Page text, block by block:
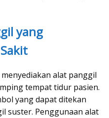
yang
alat panggil
tempat tidur pasien.
yang dapat ditekan
suster. Penggunaan alat